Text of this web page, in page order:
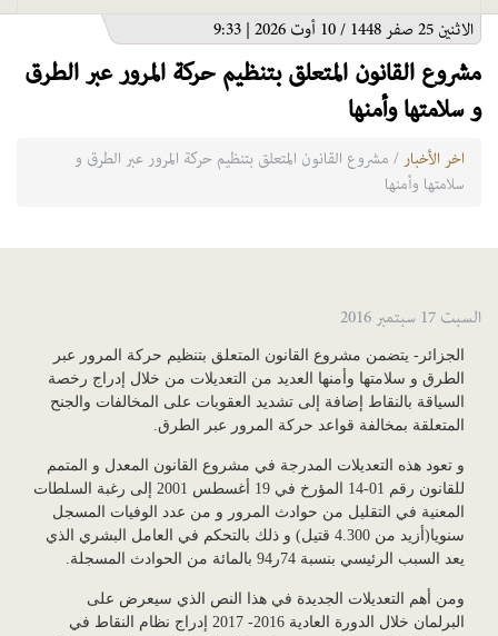
الاثنين 25 صفر 1448 / 10 أوت 2026 | 9:33
مشروع القانون المتعلق بتنظيم حركة المرور عبر الطرق
و سلامتها وأمنها
اخر الأخبار / مشروع القانون المتعلق بتنظيم حركة المرور عبر الطرق و
سلامتها وأمنها
السبت 17 سبتمبر 2016
الجزائر- يتضمن مشروع القانون المتعلق بتنظيم حركة المرور عبر
الطرق و سلامتها وأمنها العديد من التعديلات من خلال إدراج رخصة
السياقة بالنقاط إضافة إلى تشديد العقوبات على المخالفات والجنح
المتعلقة بمخالفة قواعد حركة المرور عبر الطرق.
و تعود هذه التعديلات المدرجة في مشروع القانون المعدل و المتمم
للقانون رقم 01-14 المؤرخ في 19 أغسطس 2001 إلى رغبة السلطات
المعنية في التقليل من حوادث المرور و من عدد الوفيات المسجل
سنويا(أزيد من 4.300 قتيل) و ذلك بالتحكم في العامل البشري الذي
يعد السبب الرئيسي بنسبة 74ر94 بالمائة من الحوادث المسجلة.
ومن أهم التعديلات الجديدة في هذا النص الذي سيعرض على
البرلمان خلال الدورة العادية 2016- 2017 إدراج نظام النقاط في